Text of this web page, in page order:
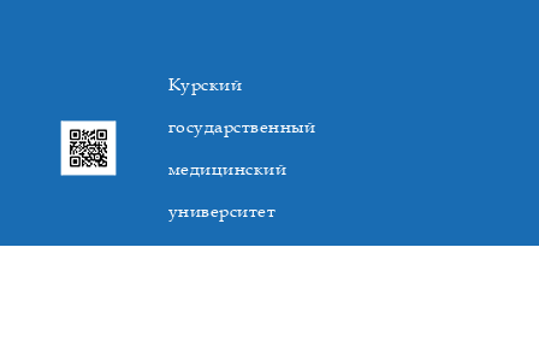
Курский
государственный
медицинский
университет